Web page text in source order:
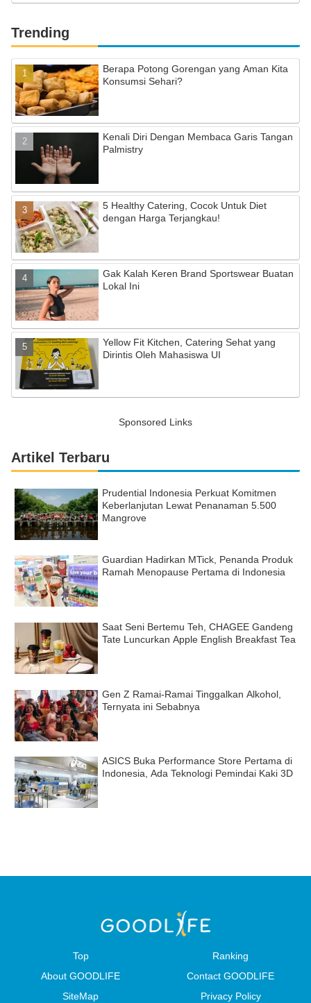
Trending
Berapa Potong Gorengan yang Aman Kita
Konsumsi Sehari?
Kenali Diri Dengan Membaca Garis Tangan
Palmistry
5 Healthy Catering, Cocok Untuk Diet
dengan Harga Terjangkau!
Gak Kalah Keren Brand Sportswear Buatan
Lokal Ini
Yellow Fit Kitchen, Catering Sehat yang
Dirintis Oleh Mahasiswa UI
Sponsored Links
Artikel Terbaru
Prudential Indonesia Perkuat Komitmen
Keberlanjutan Lewat Penanaman 5.500
Mangrove
Guardian Hadirkan MTick, Penanda Produk
Ramah Menopause Pertama di Indonesia
Saat Seni Bertemu Teh, CHAGEE Gandeng
Tate Luncurkan Apple English Breakfast Tea
Gen Z Ramai-Ramai Tinggalkan Alkohol,
Ternyata ini Sebabnya
ASICS Buka Performance Store Pertama di
Indonesia, Ada Teknologi Pemindai Kaki 3D
Top
Ranking
About GOODLIFE
Contact GOODLIFE
SiteMap
Privacy Policy